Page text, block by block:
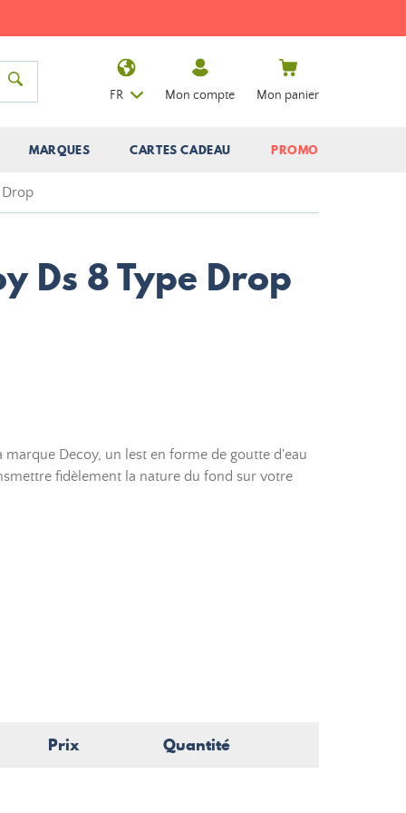
MARQUES CARTES CADEAU PROMO
FR Mon compte Mon panier
Drop
Ds 8 Type Drop
marque Decoy, un lest en forme de goutte d'eau
fidèlement la nature du fond sur votre
Prix Quantité